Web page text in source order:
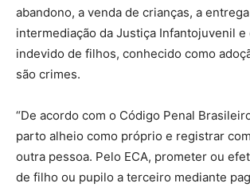
abandono, a venda de crianças, a
intermediação da Justiça Infantojuvenil
indevido de filhos, conhecido como
são crimes.
“De acordo com o Código Penal
parto alheio como próprio e registrar
outra pessoa. Pelo ECA, prometer ou
de filho ou pupilo a terceiro mediante